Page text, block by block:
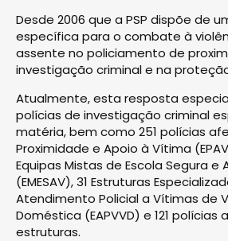
Desde 2006 que a PSP dispõe de
específica para o combate à
assente no policiamento de
investigação criminal e na
Atualmente, esta resposta
polícias de investigação criminal
matéria, bem como 251 polícias
Proximidade e Apoio à Vítima
Equipas Mistas de Escola Segura e
(EMESAV), 31 Estruturas
Atendimento Policial a Vítimas de
Doméstica (EAPVVD) e 121
estruturas.